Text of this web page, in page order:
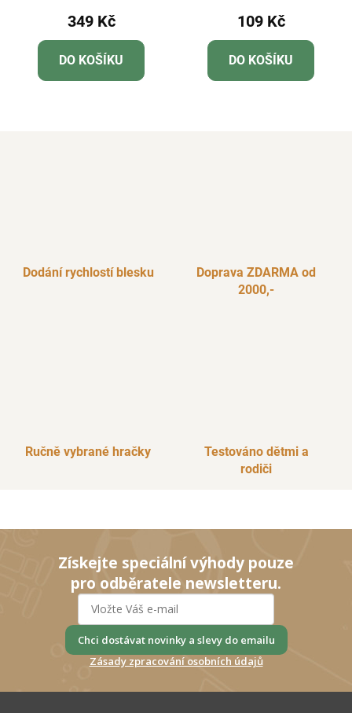
349 Kč
DO KOŠÍKU
109 Kč
DO KOŠÍKU
Dodání rychlostí blesku
Doprava ZDARMA od
2000,-
Ručně vybrané hračky
Testováno dětmi a
rodiči
Získejte speciální výhody pouze
pro odběratele newsletteru.
Chci dostávat novinky a slevy do emailu
Zásady zpracování osobních údajů